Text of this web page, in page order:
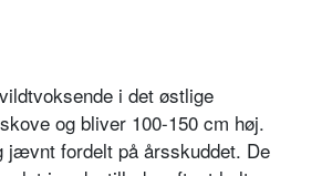
i det østlige
og bliver 100-150 cm høj.
jævnt fordelt på års­skuddet. De